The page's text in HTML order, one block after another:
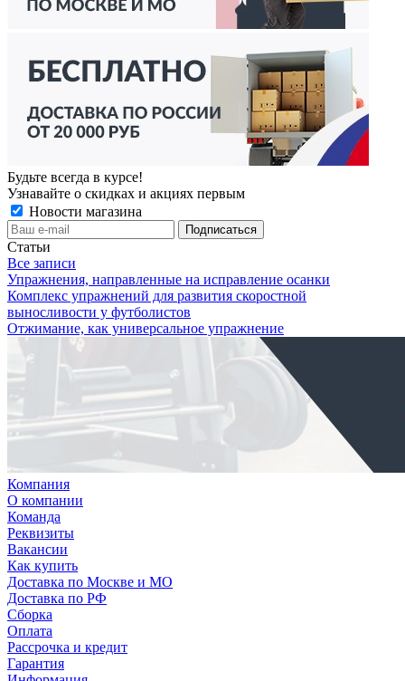
Будьте всегда в курсе!
Узнавайте о скидках и акциях первым
Новости магазина
Статьи
Все записи
Упражнения, направленные на исправление осанки
Комплекс упражнений для развития скоростной
выносливости у футболистов
Отжимание, как универсальное упражнение
Компания
О компании
Команда
Реквизиты
Вакансии
Как купить
Доставка по Москве и МО
Доставка по РФ
Сборка
Оплата
Рассрочка и кредит
Гарантия